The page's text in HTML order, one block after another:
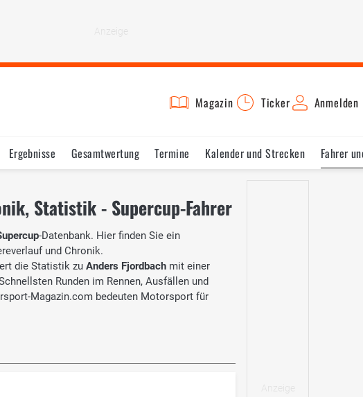
Magazin Ticker Anmelden
Ergebnisse Gesamtwertung Termine Kalender und Strecken Fahrer
Statistik - Supercup-Fahrer
-Datenbank. Hier finden Sie ein
und Chronik.
die Statistik zu Anders Fjordbach mit einer
Runden im Rennen, Ausfällen und
Magazin.com bedeuten Motorsport für